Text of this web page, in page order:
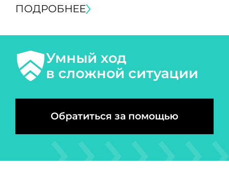
ПОДРОБНЕЕ
Умный ход
в сложной ситуации
Обратиться за помощью